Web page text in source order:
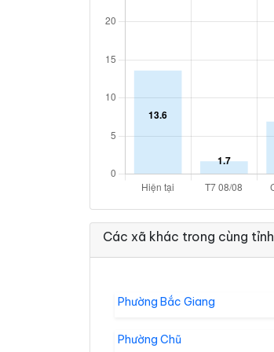
Các xã khác trong cùng tỉnh
Phường Bắc Giang
Phường Chũ